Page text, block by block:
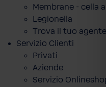
Membrane - cella
Legionella
Trova il tuo
Servizio Clienti
Privati
Aziende
Servizio